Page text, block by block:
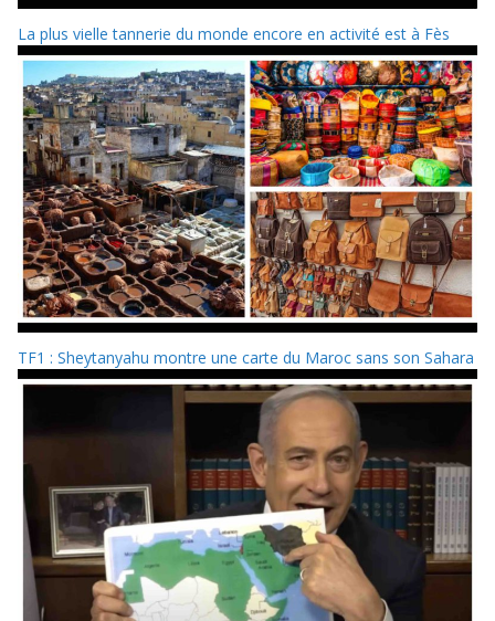
La plus vielle tannerie du monde encore en activité est à Fès
TF1 : Sheytanyahu montre une carte du Maroc sans son Sahara